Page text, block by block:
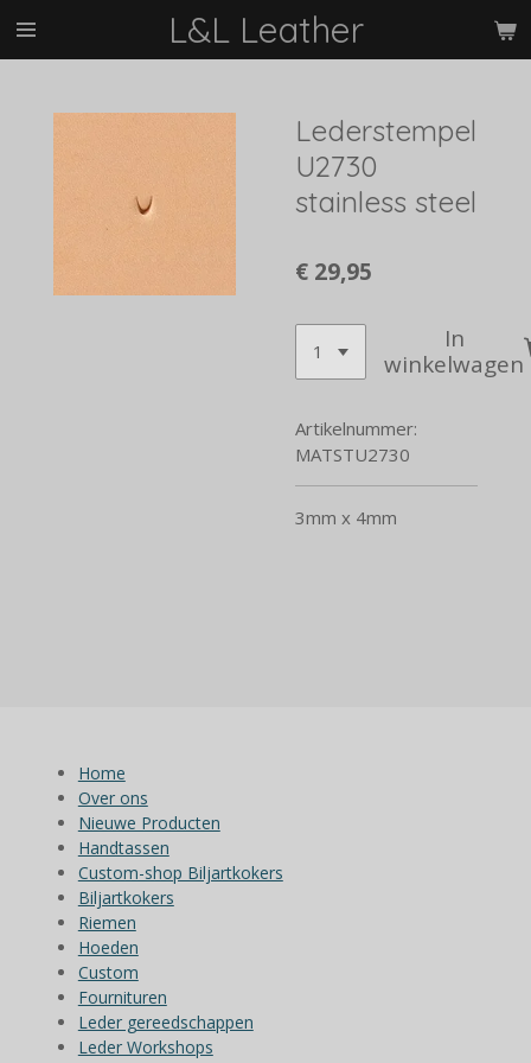
Ga
L&L Leather
Lederstempel
U2730
stainless steel
€ 29,95
In
winkelwagen
Artikelnummer:
MATSTU2730
3mm x 4mm
Home
Over ons
Nieuwe Producten
Handtassen
Custom-shop Biljartkokers
Biljartkokers
Riemen
Hoeden
Custom
Fournituren
Leder gereedschappen
Leder Workshops